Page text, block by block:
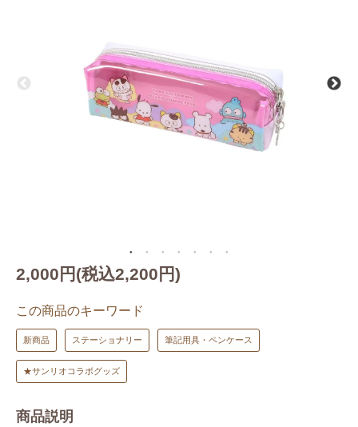
2,000円(税込2,200円)
この商品のキーワード
新商品 ステーショナリー 筆記用具・ペンケース
★サンリオコラボグッズ
商品説明